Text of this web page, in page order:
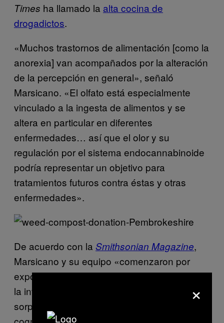
Times ha llamado la alta cocina de
drogadictos.
«Muchos trastornos de alimentación [como la
anorexia] van acompañados por la alteración
de la percepción en general», señaló
Marsicano. «El olfato está especialmente
vinculado a la ingesta de alimentos y se
altera en particular en diferentes
enfermedades… así que el olor y su
regulación por el sistema endocannabinoide
podría representar un objetivo para
tratamientos futuros contra éstas y otras
enfermedades».
De acuerdo con la Smithsonian Magazine,
Marsicano y su equipo «comenzaron por
exponer ratones (cada vez más utilizados en
la investigación neurocientífica debido a la
sorprendente cantidad de similitudes
×